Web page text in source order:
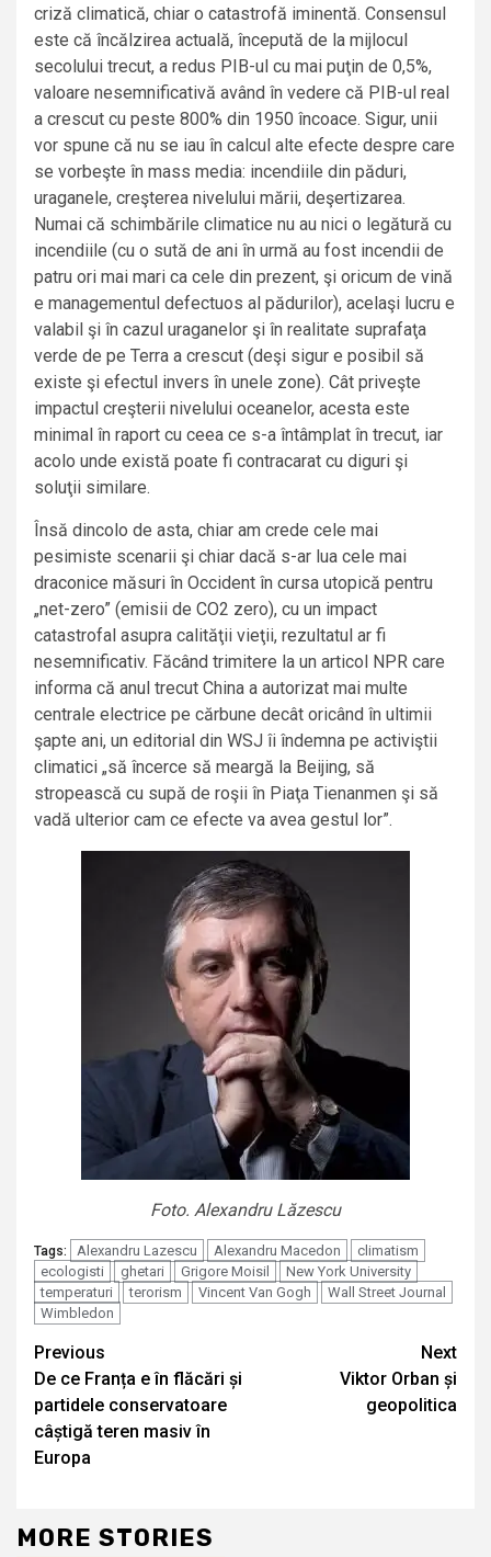
criză climatică, chiar o catastrofă iminentă. Consensul
este că încălzirea actuală, începută de la mijlocul
secolului trecut, a redus PIB-ul cu mai puţin de 0,5%,
valoare nesemnificativă având în vedere că PIB-ul real
a crescut cu peste 800% din 1950 încoace. Sigur, unii
vor spune că nu se iau în calcul alte efecte despre care
se vorbeşte în mass media: incendiile din păduri,
uraganele, creşterea nivelului mării, deşertizarea.
Numai că schimbările climatice nu au nici o legătură cu
incendiile (cu o sută de ani în urmă au fost incendii de
patru ori mai mari ca cele din prezent, şi oricum de vină
e managementul defectuos al pădurilor), acelaşi lucru e
valabil şi în cazul uraganelor şi în realitate suprafaţa
verde de pe Terra a crescut (deşi sigur e posibil să
existe şi efectul invers în unele zone). Cât priveşte
impactul creşterii nivelului oceanelor, acesta este
minimal în raport cu ceea ce s-a întâmplat în trecut, iar
acolo unde există poate fi contracarat cu diguri şi
soluţii similare.
Însă dincolo de asta, chiar am crede cele mai
pesimiste scenarii şi chiar dacă s-ar lua cele mai
draconice măsuri în Occident în cursa utopică pentru
„net-zero” (emisii de CO2 zero), cu un impact
catastrofal asupra calităţii vieţii, rezultatul ar fi
nesemnificativ. Făcând trimitere la un articol NPR care
informa că anul trecut China a autorizat mai multe
centrale electrice pe cărbune decât oricând în ultimii
şapte ani, un editorial din WSJ îi îndemna pe activiştii
climatici „să încerce să meargă la Beijing, să
stropească cu supă de roşii în Piaţa Tienanmen şi să
vadă ulterior cam ce efecte va avea gestul lor”.
Foto. Alexandru Lăzescu
Tags: Alexandru Lazescu Alexandru Macedon
climatism
ecologisti
ghetari Grigore Moisil
New York University
temperaturi
terorism Vincent Van Gogh
Wall Street Journal
Wimbledon
Continue
Reading
Previous
De ce Franța e în flăcări și
partidele conservatoare
câștigă teren masiv în
Europa
Next
Viktor Orban și
geopolitica
MORE STORIES